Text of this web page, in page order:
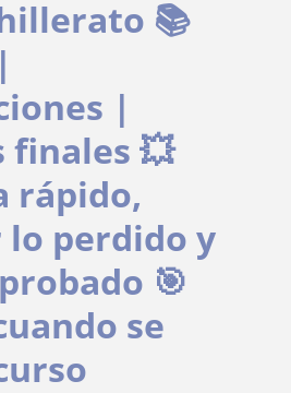
📚
|
finales 💥
rápido,
perdido y
🎯
se